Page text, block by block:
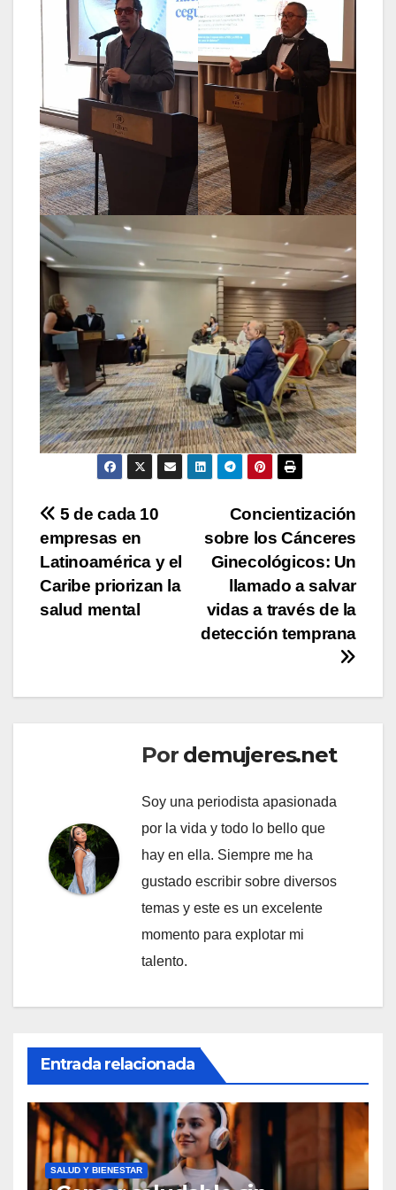
Navegación
de
entradas
Concientización
sobre los Cánceres
Ginecológicos: Un
llamado a salvar
vidas a través de la
detección temprana
5 de cada 10
empresas en
Latinoamérica y el
Caribe priorizan la
salud mental
Por demujeres.net
Soy una periodista apasionada
por la vida y todo lo bello que
hay en ella. Siempre me ha
gustado escribir sobre diversos
temas y este es un excelente
momento para explotar mi
talento.
Entrada relacionada
SALUD Y BIENESTAR